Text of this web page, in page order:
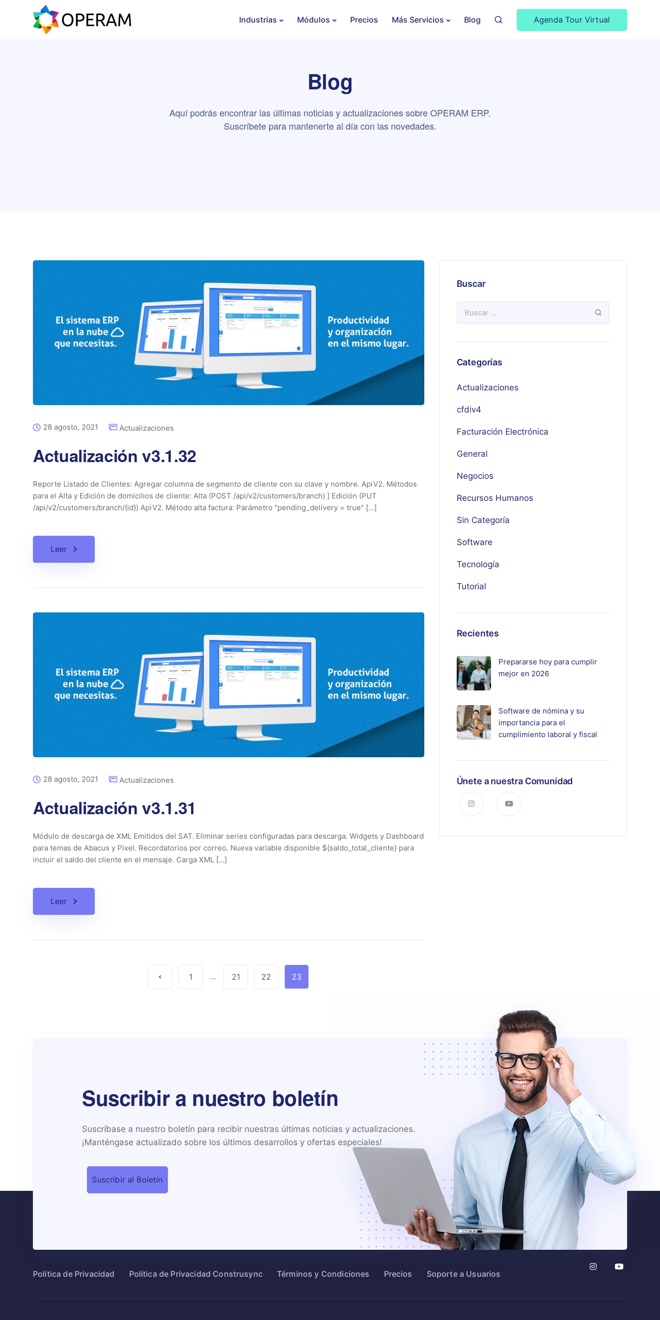
Industrias Módulos Precios Más Servicios Blog Agenda Tour Virtual
Blog
Aquí podrás encontrar las últimas noticias y actualizaciones sobre OPERAM ERP.
Suscríbete para mantenerte al día con las novedades.
28 agosto, 2021 Actualizaciones
Actualización v3.1.32
Reporte Listado de Clientes: Agregar columna de segmento de cliente con su clave y nombre. ApiV2. Métodos
para el Alta y Edición de domicilios de cliente: Alta (POST /api/v2/customers/branch) ] Edición (PUT
/api/v2/customers/branch/{id}) ApiV2. Método alta factura: Parámetro "pending_delivery = true" [...]
Leer
28 agosto, 2021 Actualizaciones
Actualización v3.1.31
Módulo de descarga de XML Emitidos del SAT. Eliminar series configuradas para descarga. Widgets y Dashboard
para temas de Abacus y Pixel. Recordatorios por correo. Nueva variable disponible ${saldo_total_cliente} para
incluir el saldo del cliente en el mensaje. Carga XML [...]
Leer
1 ... 21 22 23
Buscar
Categorías
Actualizaciones
cfdiv4
Facturación Electrónica
General
Negocios
Recursos Humanos
Sin Categoría
Software
Tecnología
Tutorial
Recientes
Prepararse hoy para cumplir
mejor en 2026
Software de nómina y su
importancia para el
cumplimiento laboral y fiscal
Únete a nuestra Comunidad
Suscribir a nuestro boletín
Suscríbase a nuestro boletín para recibir nuestras últimas noticias y actualizaciones.
¡Manténgase actualizado sobre los últimos desarrollos y ofertas especiales!
Política de Privacidad Política de Privacidad Construsync Términos y Condiciones Precios Soporte a Usuarios